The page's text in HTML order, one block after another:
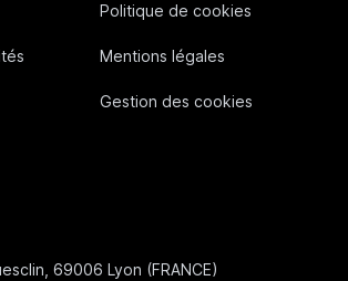
Politique de cookies
Mentions légales
Gestion des cookies
69006 Lyon (FRANCE)